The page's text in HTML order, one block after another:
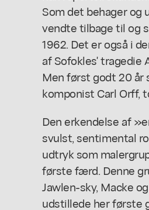
Somdet behagerog
vendte tilbage til og
1962. Det er også i
af Sofokles' tragedie
Men først godt 20 år
komponist Carl Orff,
Den erkendelse af
svulst, sentimental
udtryk som
første færd. Denne
Jawlen-sky, Macke
udstillede her første